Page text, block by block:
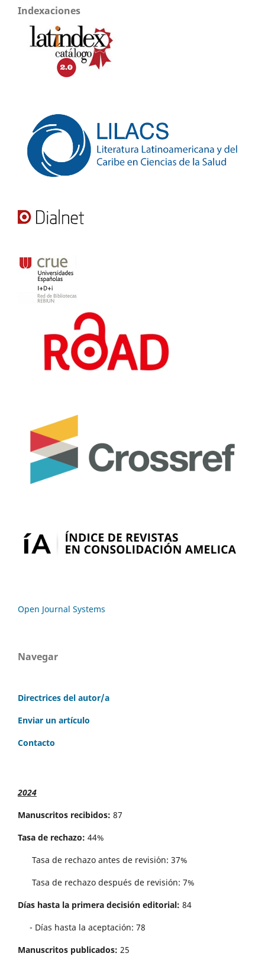
Indexaciones
Open Journal Systems
Navegar
Directrices del autor/a
Enviar un artículo
Contacto
2024
Manuscritos recibidos: 87
Tasa de rechazo: 44%
Tasa de rechazo antes de revisi´on: 37%
Tasa de rechazo después de revisión: 7%
Días hasta la primera decisión editorial: 84
- Días hasta la aceptación: 78
Manuscritos publicados: 25